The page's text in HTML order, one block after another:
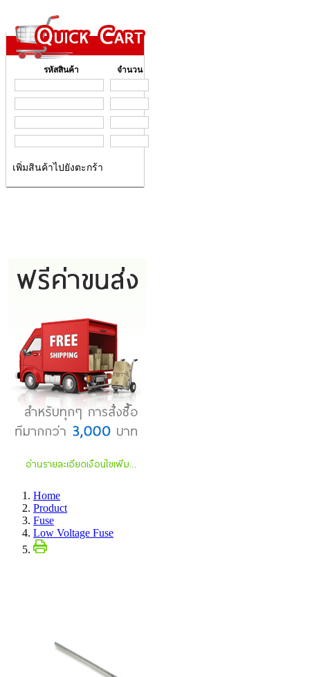
รหัสสินค้า จำนวน
เพิ่มสินค้าไปยังตะกร้า
Home
Product
Fuse
Low Voltage Fuse